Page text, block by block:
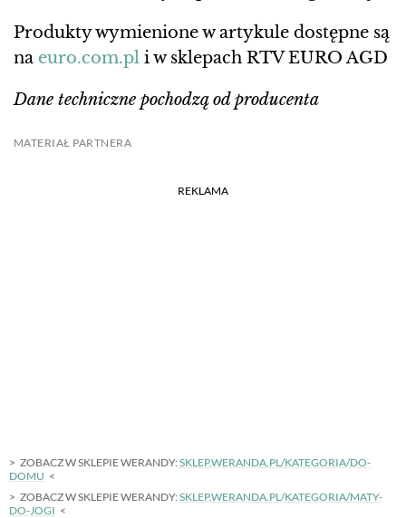
Produkty wymienione w artykule dostępne są
na euro.com.pl i w sklepach RTV EURO AGD
Dane techniczne pochodzą od producenta
MATERIAŁ PARTNERA
REKLAMA
ZOBACZ W SKLEPIE WERANDY:SKLEP.WERANDA.PL/KATEGORIA/DO-
DOMU
ZOBACZ W SKLEPIE WERANDY:SKLEP.WERANDA.PL/KATEGORIA/MATY-
DO-JOGI